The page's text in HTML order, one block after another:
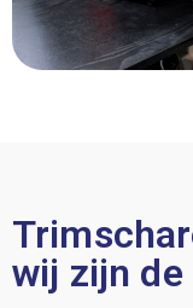
wij zijn